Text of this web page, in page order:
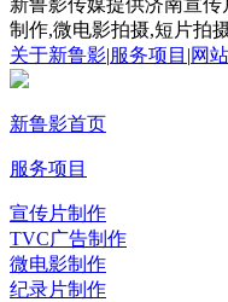
制作,微电影拍摄,短片拍
关于新鲁影|服务项目 |网
新鲁影首页
服务项目
宣传片制作
TVC广告制作
微电影制作
纪录片制作